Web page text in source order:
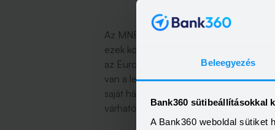
Beleegyezés
Bank360 sütibeállításokkal
A Bank360 weboldal sütiket
Az MNB adatai szerint tavaly év végén
ezek között vannak persze olyanok is,
az Euronet üzemeltet. Ennek a
van a legutolsó sajtóhírek szerint, és
saját hálózata sorvad. A covid előtt
várhatóan 400-500 új ATM-et kell